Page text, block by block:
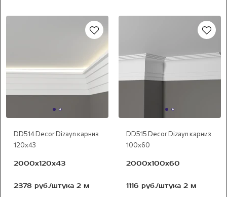
DD514 Decor Dizayn карниз
120х43
2000x120х43
2378 руб./штука 2 м
DD515 Decor Dizayn карниз
100х60
2000x100х60
1116 руб./штука 2 м